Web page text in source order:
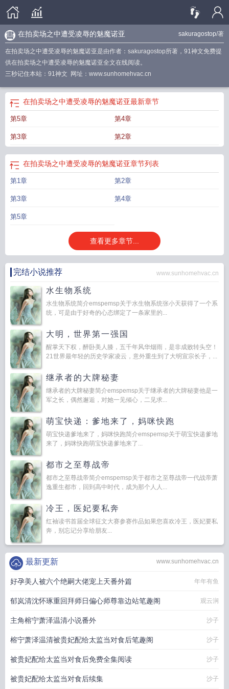
sakuragostop/著
在拍卖场之中遭受凌辱的魅魔诺亚
在拍卖场之中遭受凌辱的魅魔诺亚是由作者：sakuragostop所著，91神文免费提
供在拍卖场之中遭受凌辱的魅魔诺亚全文在线阅读。
三秒记住本站：91神文 网址：www.sunhomehvac.cn
在拍卖场之中遭受凌辱的魅魔诺亚最新章节
第5章 第4章
第3章 第2章
在拍卖场之中遭受凌辱的魅魔诺亚章节列表
第1章 第2章
第3章 第4章
第5章
查看更多章节...
完结小说推荐 www.sunhomehvac.cn
水生物系统
水生物系统简介emspemsp关于水生物系统张小天获得了一个系
统，可是由于好奇的心态绑定了一条家里的...
大明，世界第一强国
醒掌天下权，醉卧美人膝，五千年风华烟雨，是非成败转头空！
21世界最年轻的历史学家凌云，意外重生到了大明宣宗长子，...
继承者的大牌秘妻
继承者的大牌秘妻简介emspemsp关于继承者的大牌秘妻他是一
军之长，偶然邂逅，对她一见倾心，二见求...
萌宝快递：爹地来了，妈咪快跑
萌宝快递爹地来了，妈咪快跑简介emspemsp关于萌宝快递爹地
来了，妈咪快跑萌宝快递爹地来了...
都市之至尊战帝
都市之至尊战帝简介emspemsp关于都市之至尊战帝一代战帝萧
逸重生都市，回到高中时代，成为那个人人...
冷王，医妃要私奔
红袖读书首届全球征文大赛参赛作品如果您喜欢冷王，医妃要私
奔，别忘记分享给朋友...
www.sunhomehvac.cn
最新更新
好孕美人被六个绝嗣大佬宠上天番外篇 年年有鱼
郁岚清沈怀琢重回拜师日偏心师尊靠边站笔趣阁 观云涧
主角榕宁萧泽温清小说番外 沙子
榕宁萧泽温清被贵妃配给太监当对食后笔趣阁 沙子
被贵妃配给太监当对食后免费全集阅读 沙子
被贵妃配给太监当对食后续集 沙子